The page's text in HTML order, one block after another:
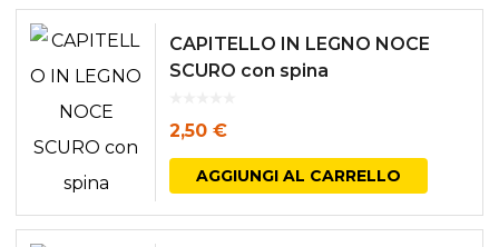
CAPITELLO IN LEGNO NOCE
SCURO con spina
2,50 €
AGGIUNGI AL CARRELLO